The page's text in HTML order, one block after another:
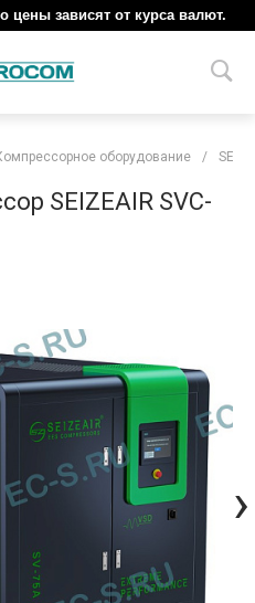
зависят от курса валют.
оборудование /
SEIZEAIR SVC-
›